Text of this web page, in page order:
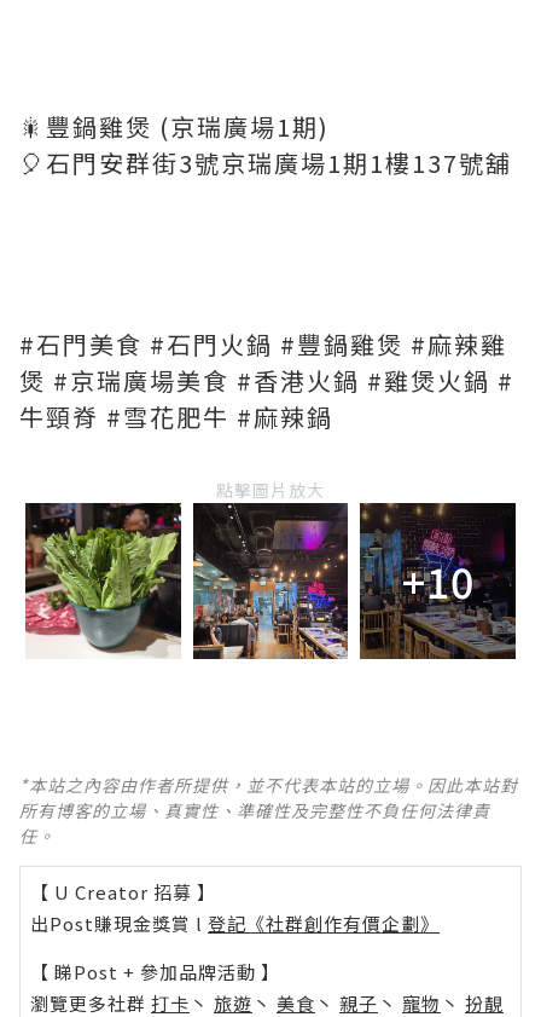
🎇豐鍋雞煲 (京瑞廣場1期)
🎈石門安群街3號京瑞廣場1期1樓137號舖
#石門美食 #石門火鍋 #豐鍋雞煲 #麻辣雞
煲 #京瑞廣場美食 #香港火鍋 #雞煲火鍋 #
牛頸脊 #雪花肥牛 #麻辣鍋
點擊圖片放大
+10
*本站之內容由作者所提供，並不代表本站的立場。因此本站對
所有博客的立場、真實性、準確性及完整性不負任何法律責
任。
【 U Creator 招募 】
出Post賺現金獎賞 l 登記《社群創作有價企劃》
【 睇Post + 參加品牌活動 】
瀏覽更多社群 打卡 丶 旅遊 丶 美食 丶 親子 丶 寵物 丶 扮靚